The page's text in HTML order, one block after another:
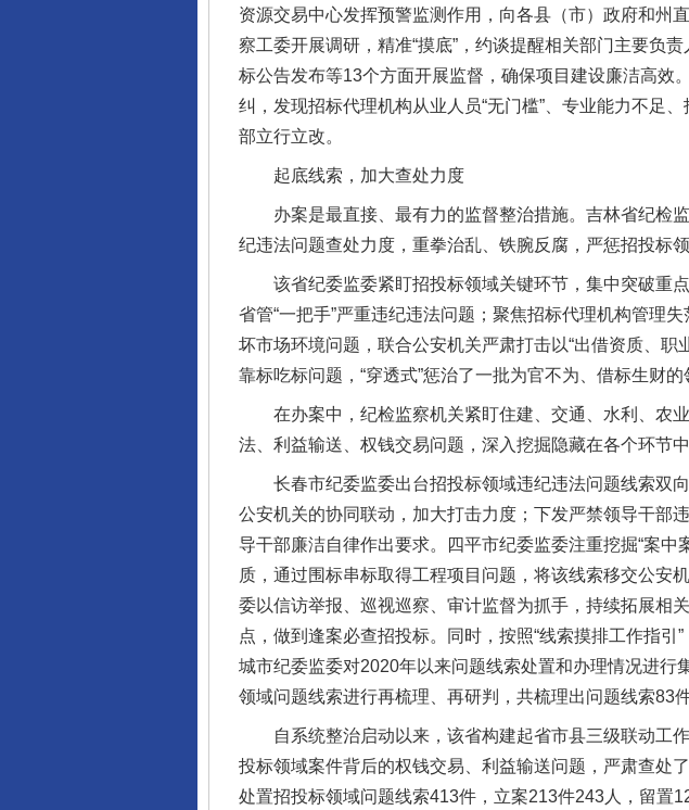
资源交易中心发挥预警监测作用，向各县（市）政府和州
察工委开展调研，精准“摸底”，约谈提醒相关部门主要负
标公告发布等13个方面开展监督，确保项目建设廉洁高效
纠，发现招标代理机构从业人员“无门槛”、专业能力不足
部立行立改。
起底线索，加大查处力度
办案是最直接、最有力的监督整治措施。吉林省纪检监
纪违法问题查处力度，重拳治乱、铁腕反腐，严惩招投标领
该省纪委监委紧盯招投标领域关键环节，集中突破重点
省管“一把手”严重违纪违法问题；聚焦招标代理机构管理
坏市场环境问题，联合公安机关严肃打击以“出借资质、职
靠标吃标问题，“穿透式”惩治了一批为官不为、借标生财的
在办案中，纪检监察机关紧盯住建、交通、水利、农业
法、利益输送、权钱交易问题，深入挖掘隐藏在各个环节中
长春市纪委监委出台招投标领域违纪违法问题线索双
公安机关的协同联动，加大打击力度；下发严禁领导干部
导干部廉洁自律作出要求。四平市纪委监委注重挖掘“案
质，通过围标串标取得工程项目问题，将该线索移交公安
委以信访举报、巡视巡察、审计监督为抓手，持续拓展相
点，做到逢案必查招投标。同时，按照“线索摸排工作指
城市纪委监委对2020年以来问题线索处置和办理情况进
领域问题线索进行再梳理、再研判，共梳理出问题线索83
自系统整治启动以来，该省构建起省市县三级联动工作
投标领域案件背后的权钱交易、利益输送问题，严肃查处
处置招投标领域问题线索413件，立案213件243人，留置